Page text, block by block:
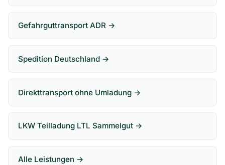
Gefahrguttransport ADR →
Spedition Deutschland →
Direkttransport ohne Umladung →
LKW Teilladung LTL Sammelgut →
Alle Leistungen →